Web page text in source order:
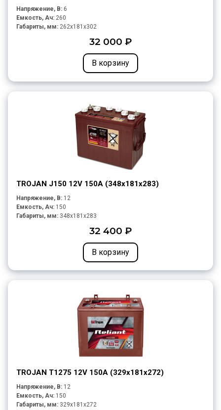
Напряжение, В: 6
Емкость, Ач: 260
Габариты, мм: 262x181x302
32 000 ₽
В корзину
TROJAN J150 12V 150A (348х181х283)
Напряжение, В: 12
Емкость, Ач: 150
Габариты, мм: 348x181x283
32 400 ₽
В корзину
TROJAN T1275 12V 150A (329х181х272)
Напряжение, В: 12
Емкость, Ач: 150
Габариты, мм: 329x181x272